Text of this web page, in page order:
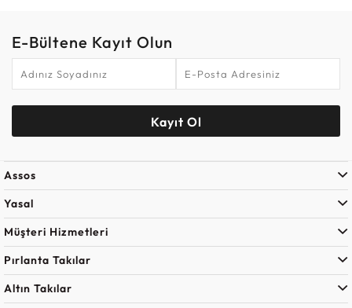
E-Bültene Kayıt Olun
Kayıt Ol
Assos
Yasal
Müşteri Hizmetleri
Pırlanta Takılar
Altın Takılar